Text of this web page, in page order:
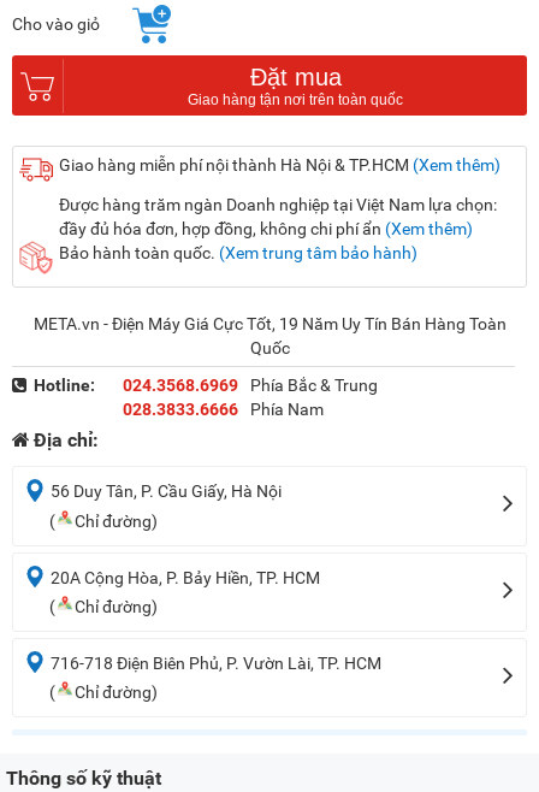
Cho vào giỏ
Đặt mua
Giao hàng miễn phí nội thành Hà Nội & TP.HCM (Xem thêm)
Được hàng trăm ngàn Doanh nghiệp tại Việt Nam lựa chọn:
đầy đủ hóa đơn, hợp đồng, không chi phí ẩn (Xem thêm)
Bảo hành toàn quốc. (Xem trung tâm bảo hành)
META.vn - Điện Máy Giá Cực Tốt, 19 Năm Uy Tín Bán Hàng Toàn
Quốc
Hotline:
024.3568.6969
Phía Bắc & Trung
028.3833.6666
Phía Nam
Địa chỉ:
56 Duy Tân, P. Cầu Giấy, Hà Nội
(
Chỉ đường)
20A Cộng Hòa, P. Bảy Hiền, TP. HCM
(
Chỉ đường)
716-718 Điện Biên Phủ, P. Vườn Lài, TP. HCM
(
Chỉ đường)
Thông số kỹ thuật